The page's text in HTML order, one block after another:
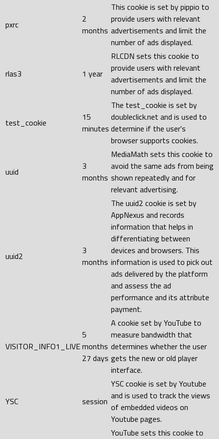
pxrc
2
months
This cookie is set by pippio to
provide users with relevant
advertisements and limit the
number of ads displayed.
rlas3 1 year
RLCDN sets this cookie to
provide users with relevant
advertisements and limit the
number of ads displayed.
test_cookie
15
minutes
The test_cookie is set by
doubleclick.net and is used to
determine if the user's
browser supports cookies.
uuid
3
months
MediaMath sets this cookie to
avoid the same ads from being
shown repeatedly and for
relevant advertising.
uuid2
3
months
The uuid2 cookie is set by
AppNexus and records
information that helps in
differentiating between
devices and browsers. This
information is used to pick out
ads delivered by the platform
and assess the ad
performance and its attribute
payment.
VISITOR_INFO1_LIVE
5
months
27 days
A cookie set by YouTube to
measure bandwidth that
determines whether the user
gets the new or old player
interface.
YSC session
YSC cookie is set by Youtube
and is used to track the views
of embedded videos on
Youtube pages.
YouTube sets this cookie to